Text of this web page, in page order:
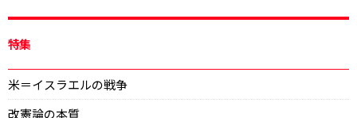
特集
米＝イスラエルの戦争
改憲論の本質